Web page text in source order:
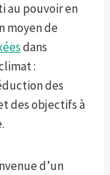
au pouvoir en
moyen de
dans
:
des
des objectifs à
d’un